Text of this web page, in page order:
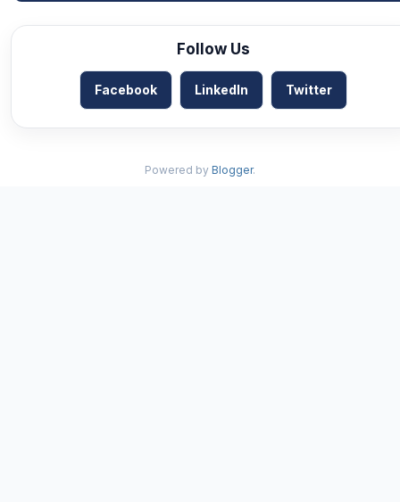
Follow Us
Facebook LinkedIn Twitter
Powered by Blogger.